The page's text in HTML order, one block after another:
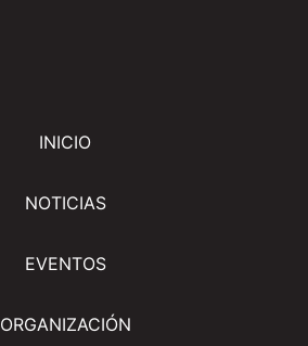
INICIO
NOTICIAS
EVENTOS
ORGANIZACIÓN